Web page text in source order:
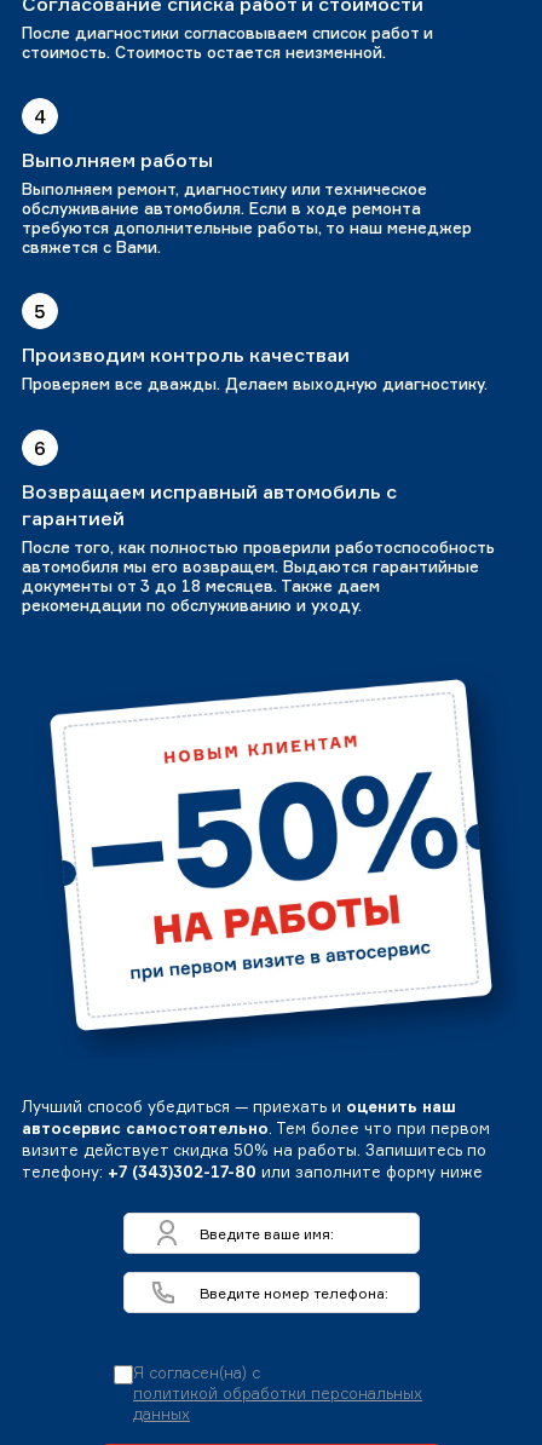
После диагностики согласовываем список работ и
стоимость. Стоимость остается неизменной.
4
Выполняем работы
Выполняем ремонт, диагностику или техническое
обслуживание автомобиля. Если в ходе ремонта
требуются дополнительные работы, то наш менеджер
свяжется с Вами.
5
Производим контроль качестваи
Проверяем все дважды. Делаем выходную диагностику.
6
Возвращаем исправный автомобиль с
гарантией
После того, как полностью проверили работоспособность
автомобиля мы его возвращем. Выдаются гарантийные
документы от 3 до 18 месяцев. Также даем
рекомендации по обслуживанию и уходу.
Лучший способ убедиться — приехать и оценить наш
автосервис самостоятельно. Тем более что при первом
визите действует скидка 50% на работы. Запишитесь по
телефону: +7 (343)302-17-80 или заполните форму ниже
Я согласен(на) с
политикой обработки персональных
данных